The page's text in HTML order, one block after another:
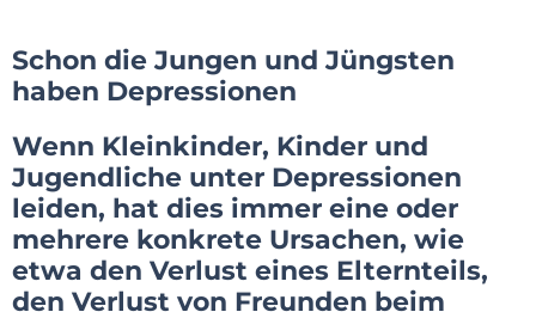
Schon die Jungen und Jüngsten
haben Depressionen
Wenn Kleinkinder, Kinder und
Jugendliche unter Depressionen
leiden, hat dies immer eine oder
mehrere konkrete Ursachen, wie
etwa den Verlust eines Elternteils,
den Verlust von Freunden beim